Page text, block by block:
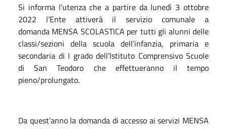
Si informa l’utenza che a partire da lunedì 3 ottobre
2022 l’Ente attiverà il servizio comunale a
domanda MENSA SCOLASTICA per tutti gli alunni delle
classi/sezioni della scuola dell’infanzia, primaria e
secondaria di I grado dell’Istituto Comprensivo Scuole
di San Teodoro che effettueranno il tempo
pieno/prolungato.
Da quest’anno la domanda di accesso ai servizi MENSA